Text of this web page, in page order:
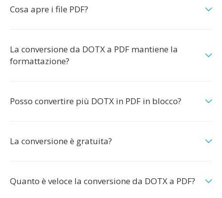
Cosa apre i file PDF?
La conversione da DOTX a PDF mantiene la
formattazione?
Posso convertire più DOTX in PDF in blocco?
La conversione è gratuita?
Quanto è veloce la conversione da DOTX a PDF?